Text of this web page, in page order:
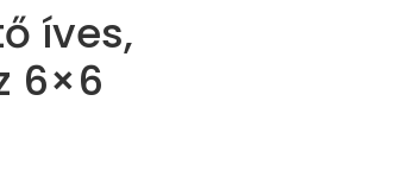
íves,
6×6